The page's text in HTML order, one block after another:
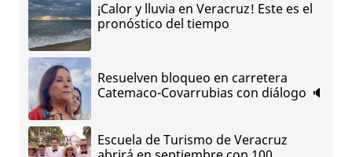
¡Calor y lluvia en Veracruz! Este es el
pronóstico del tiempo
Resuelven bloqueo en carretera
Catemaco-Covarrubias con diálogo 🔈
Escuela de Turismo de Veracruz